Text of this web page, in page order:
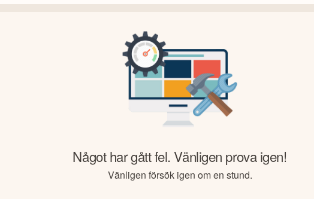
Något har gått fel. Vänligen prova igen!
Vänligen försök igen om en stund.